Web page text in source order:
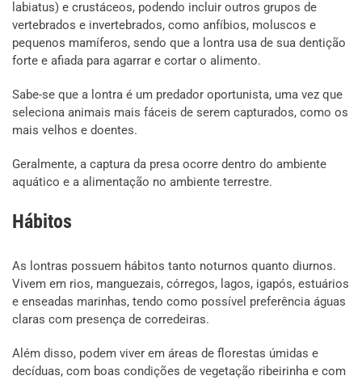
labiatus) e crustáceos, podendo incluir outros grupos de
vertebrados e invertebrados, como anfíbios, moluscos e
pequenos mamíferos, sendo que a lontra usa de sua dentição
forte e afiada para agarrar e cortar o alimento.
Sabe-se que a lontra é um predador oportunista, uma vez que
seleciona animais mais fáceis de serem capturados, como os
mais velhos e doentes.
Geralmente, a captura da presa ocorre dentro do ambiente
aquático e a alimentação no ambiente terrestre.
Hábitos
As lontras possuem hábitos tanto noturnos quanto diurnos.
Vivem em rios, manguezais, córregos, lagos, igapós, estuários
e enseadas marinhas, tendo como possível preferência águas
claras com presença de corredeiras.
Além disso, podem viver em áreas de florestas úmidas e
decíduas, com boas condições de vegetação ribeirinha e com